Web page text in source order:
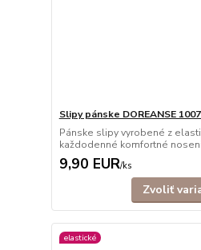
Slipy pánske DOREANSE
Pánske slipy vyrobené z
každodenné komfortné
9,90 EUR/ks
Zvoliť
elastické